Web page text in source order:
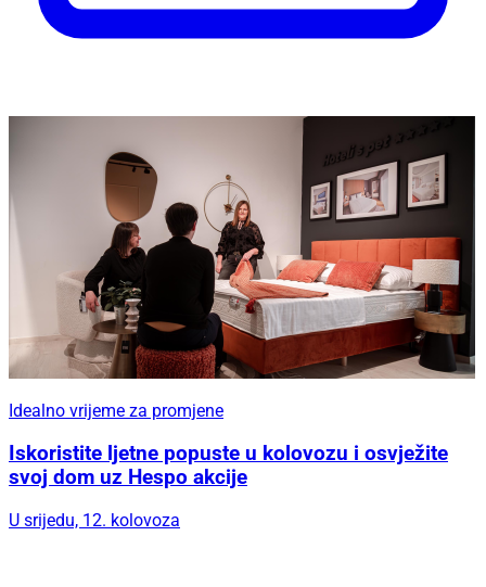
Idealno vrijeme za promjene
Iskoristite ljetne popuste u kolovozu i osvježite
svoj dom uz Hespo akcije
U srijedu, 12. kolovoza